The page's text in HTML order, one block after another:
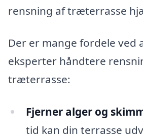
rensning af træterrasse
Der er mange fordele ved
eksperter håndtere
træterrasse:
Fjerner alger og
tid kan din terrasse